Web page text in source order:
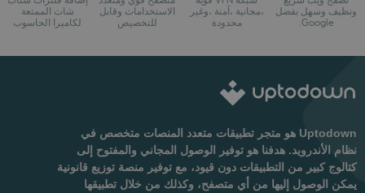
ونظيف وسهل بفضل
Google.
،مجانية ،آمنة ،وغير
محدودة
الاستخدامات وقابل
للتخصيص
شات الممتعة
لكاميرا الحاسوب
Uptodown هو متجر تطبيقات متعدد المنصات متخصص في
نظام الأندرويد. هدفنا هو توفير الوصول المجاني والمفتوح إلى
كتالوج كبير من التطبيقات دون قيود، مع توفير منصة توزيع قانونية
يمكن الوصول إليها من أي متصفح، وكذلك من خلال تطبيقها